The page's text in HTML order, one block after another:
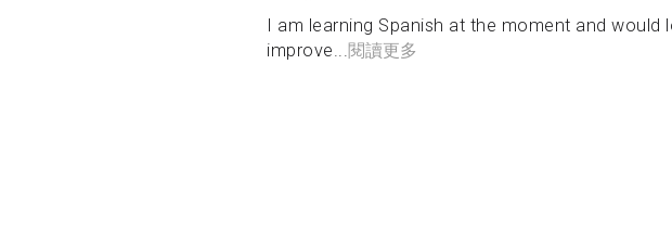
I am learning Spanish at the moment and would
improve...閱讀更多